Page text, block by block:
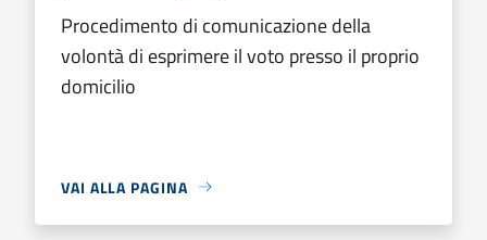
Procedimento di comunicazione della
volontà di esprimere il voto presso il proprio
domicilio
VAI ALLA PAGINA